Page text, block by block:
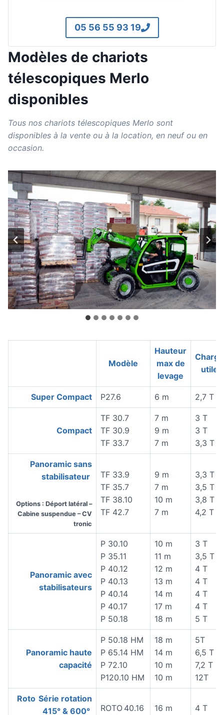
05 56 55 93 19
Modèles de chariots
télescopiques Merlo
disponibles
Tous nos chariots télescopiques Merlo sont
disponibles à la vente ou à la location, en neuf ou en
occasion.
Modèle
Hauteur
max de
levage
Charge
utile
Super Compact P27.6 6 m 2,7 T
Compact
TF 30.7
TF 30.9
TF 33.7
7 m
9 m
7 m
3 T
3 T
3,3 T
Panoramic sans
stabilisateur
Options : Déport latéral –
Cabine suspendue – CV
tronic
TF 33.9
TF 35.7
TF 38.10
TF 42.7
9 m
7 m
10 m
7 m
3,3 T
3,5 T
3,8 T
4,2 T
Panoramic avec
stabilisateurs
P 30.10
P 35.11
P 40.12
P 40.13
P 40.14
P 40.17
P 50.18
10 m
11 m
12 m
13 m
14 m
17 m
18 m
3 T
3,5 T
4 T
4 T
4 T
4 T
5 T
Panoramic haute
capacité
P 50.18 HM
P 65.14 HM
P 72.10
P120.10 HM
18 m
14 m
10 m
10 m
5T
6,5 T
7,2 T
12T
Roto Série rotation
415° & 600°
ROTO 40.16 16 m 4 T